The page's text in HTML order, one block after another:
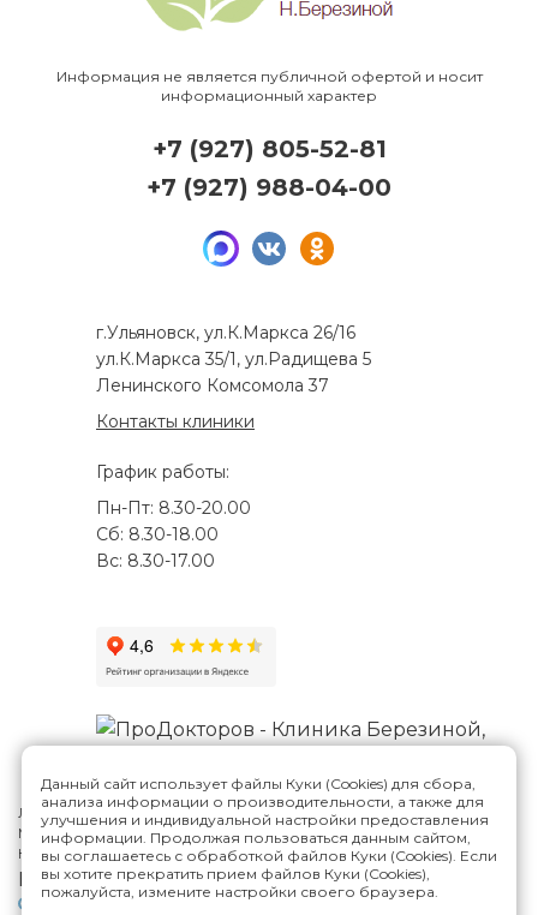
Информация не является публичной офертой и носит
информационный характер
г.Ульяновск, ул.К.Маркса 26/16
ул.К.Маркса 35/1, ул.Радищева 5
Ленинского Комсомола 37
Контакты клиники
График работы:
Пн-Пт: 8.30-20.00
Сб: 8.30-18.00
Вс: 8.30-17.00
+7 (927) 805-52-81
+7 (927) 988-04-00
Лицензия №Л041-01188-73/00287807
Многопрофильная клиника Н.Березиной в Ульяновске
© 2026
Карта сайта
Версия сайта для слабовидящих
Политика конфиденциальности
Данный сайт использует файлы Куки (Cookies) для сбора,
анализа информации о производительности, а также для
улучшения и индивидуальной настройки предоставления
информации. Продолжая пользоваться данным сайтом,
вы соглашаетесь с обработкой файлов Куки (Cookies). Если
вы хотите прекратить прием файлов Куки (Cookies),
пожалуйста, измените настройки своего браузера.